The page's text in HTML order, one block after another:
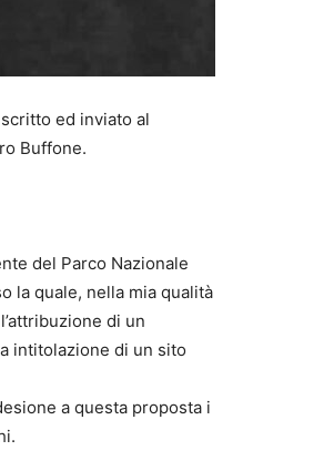
ed inviato al
Buffone.
del Parco Nazionale
la quale, nella mia qualità
di un
intitolazione di un sito
a questa proposta i